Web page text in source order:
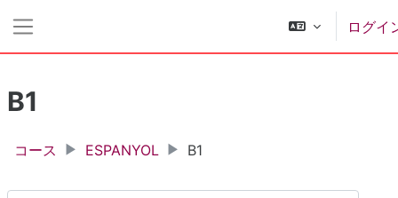
ログイ
B1
コース ESPANYOL B1